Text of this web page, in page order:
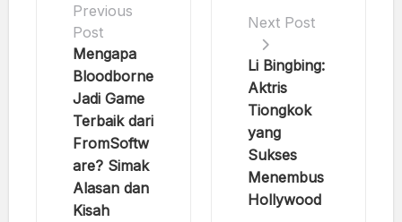
Previous
Post
Mengapa
Bloodborne
Jadi Game
Terbaik dari
FromSoftw
are? Simak
Alasan dan
Kisah
Next Post
Li Bingbing:
Aktris
Tiongkok
yang
Sukses
Menembus
Hollywood